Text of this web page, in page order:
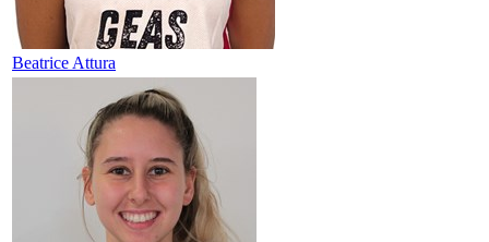
Beatrice Attura